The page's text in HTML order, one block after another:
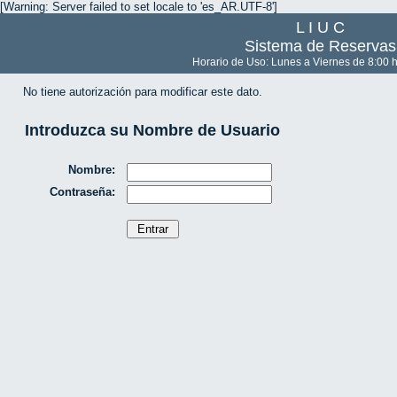
[Warning: Server failed to set locale to 'es_AR.UTF-8']
L I U C
Sistema de Reservas
Horario de Uso: Lunes a Viernes de 8:00
No tiene autorización para modificar este dato.
Introduzca su Nombre de Usuario
Nombre:
Contraseña: